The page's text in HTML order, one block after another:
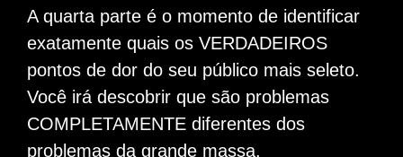
A quarta parte é o momento de identificar
exatamente quais os VERDADEIROS
pontos de dor do seu público mais seleto.
Você irá descobrir que são problemas
COMPLETAMENTE diferentes dos
problemas da grande massa.